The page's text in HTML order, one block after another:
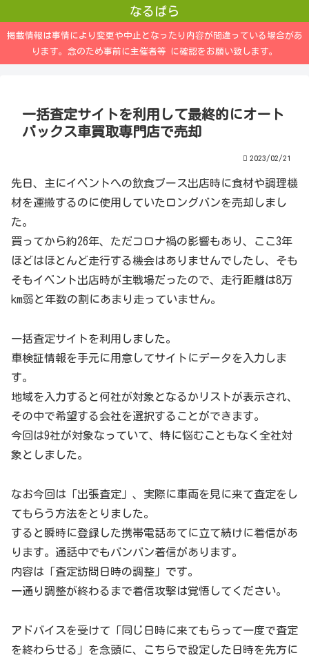
なるぱら
掲載情報は事情により変更や中止となったり内容が間違っている場合があ
ります。念のため事前に主催者等 に確認をお願い致します。
一括査定サイトを利用して最終的にオート
バックス車買取専門店で売却
2023/02/21
先日、主にイベントへの飲食ブース出店時に食材や調理機
材を運搬するのに使用していたロングバンを売却しまし
た。
買ってから約26年、ただコロナ禍の影響もあり、ここ3年
ほどはほとんど走行する機会はありませんでしたし、そも
そもイベント出店時が主戦場だったので、走行距離は8万
km弱と年数の割にあまり走っていません。
一括査定サイトを利用しました。
車検証情報を手元に用意してサイトにデータを入力しま
す。
地域を入力すると何社が対象となるかリストが表示され、
その中で希望する会社を選択することができます。
今回は9社が対象なっていて、特に悩むこともなく全社対
象としました。
なお今回は「出張査定」、実際に車両を見に来て査定をし
てもらう方法をとりました。
すると瞬時に登録した携帯電話あてに立て続けに着信があ
ります。通話中でもバンバン着信があります。
内容は「査定訪問日時の調整」です。
一通り調整が終わるまで着信攻撃は覚悟してください。
アドバイスを受けて「同じ日時に来てもらって一度で査定
を終わらせる」を念頭に、こちらで設定した日時を先方に